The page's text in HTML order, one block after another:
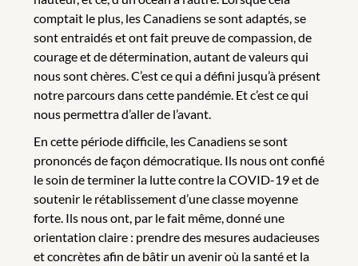
comptait le plus, les Canadiens se sont adaptés, se
sont entraidés et ont fait preuve de compassion, de
courage et de détermination, autant de valeurs qui
nous sont chères. C’est ce qui a défini jusqu’à présent
notre parcours dans cette pandémie. Et c’est ce qui
nous permettra d’aller de l’avant.
En cette période difficile, les Canadiens se sont
prononcés de façon démocratique. Ils nous ont confié
le soin de terminer la lutte contre la COVID-19 et de
soutenir le rétablissement d’une classe moyenne
forte. Ils nous ont, par le fait même, donné une
orientation claire : prendre des mesures audacieuses
et concrètes afin de bâtir un avenir où la santé et la